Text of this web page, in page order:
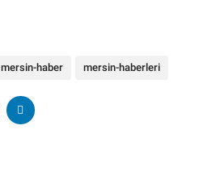
mersin-haber mersin-haberleri